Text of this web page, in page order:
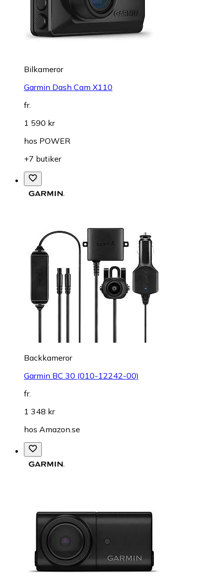
Bilkameror
Garmin Dash Cam X110
fr.
1 590 kr
hos POWER
+7 butiker
Backkameror
Garmin BC 30 (010-12242-00)
fr.
1 348 kr
hos Amazon.se